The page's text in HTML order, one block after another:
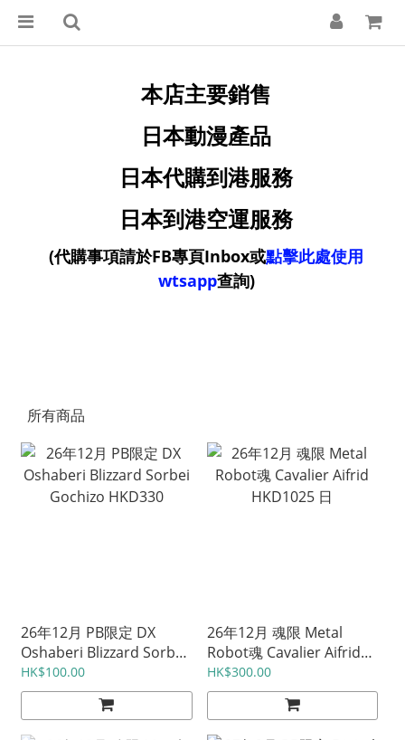
本店主要銷售
日本動漫產品
日本代購到港服務
日本到港空運服務
(代購事項請於FB專頁Inbox或點擊此處使用
wtsapp查詢)
所有商品
26年12月 PB限定 DX
Oshaberi Blizzard Sorbei
Gochizo HKD330
HK$100.00
26年12月 魂限 Metal
Robot魂 Cavalier Aifrid
HKD1025 日
HK$300.00